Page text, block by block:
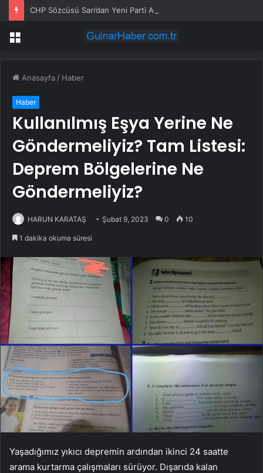
Menü
Anasayfa / Haber
Haber
Kullanılmış Eşya Yerine Ne
Göndermeliyiz? Tam Listesi:
Deprem Bölgelerine Ne
Göndermeliyiz?
HARUN KARATAŞ Şubat 9, 2023 0 10
1 dakika okuma süresi
Yaşadığımız yıkıcı depremin ardından ikinci 24 saatte
arama kurtarma çalışmaları sürüyor. Dışarıda kalan